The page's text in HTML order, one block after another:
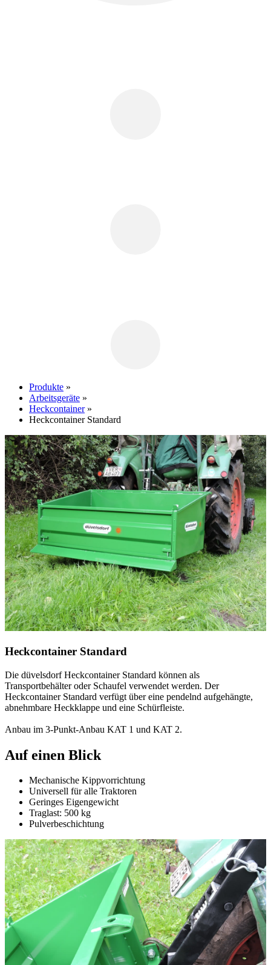
Produkte »
Arbeitsgeräte »
Heckcontainer »
Heckcontainer Standard
Heckcontainer Standard
Die düvelsdorfHeckcontainer Standard können als
Transportbehälter oder Schaufel verwendet werden. Der
Heckcontainer Standard verfügt über eine pendelnd aufgehängte,
abnehmbare Heckklappe und eine Schürfleiste.
Anbau im 3-Punkt-Anbau KAT 1 und KAT 2.
Auf einen Blick
Mechanische Kippvorrichtung
Universell für alle Traktoren
Geringes Eigengewicht
Traglast: 500 kg
Pulverbeschichtung